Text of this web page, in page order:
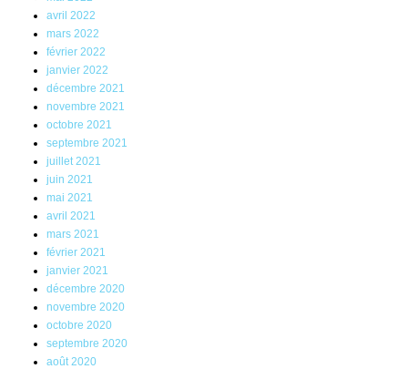
avril 2022
mars 2022
février 2022
janvier 2022
décembre 2021
novembre 2021
octobre 2021
septembre 2021
juillet 2021
juin 2021
mai 2021
avril 2021
mars 2021
février 2021
janvier 2021
décembre 2020
novembre 2020
octobre 2020
septembre 2020
août 2020